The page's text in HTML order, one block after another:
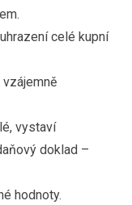
celé kupní
vystaví
doklad –
hodnoty.